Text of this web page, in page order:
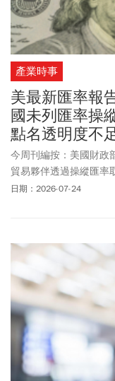
產業時事
美最新匯率報
國未列匯率操
點名透明度不
今周刊編按：美國財政
貿易夥伴透過操縱匯率
本、南韓等10個主要貿
等3項標準中的2項，
瑞士各自僅符
準仍少於2項，將會被
考慮將中國列為匯率操
定為匯率操縱國，但
作為上的透明度仍明
國干預以抑制人民幣
定為匯率操縱國。
日期：2026-07-24